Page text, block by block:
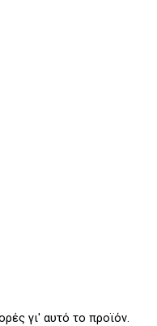
γι' αυτό το προϊόν.